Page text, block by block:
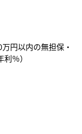
円以内の無担保・
％）